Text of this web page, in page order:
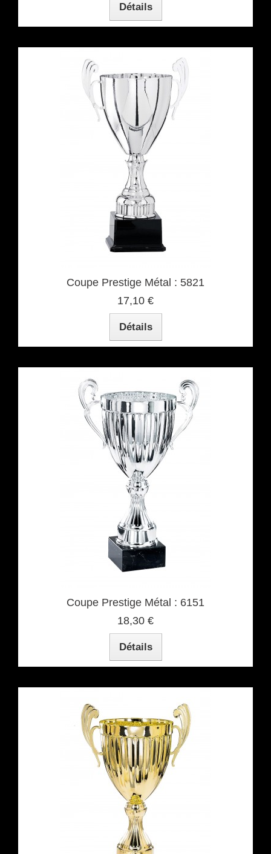
Détails
Coupe Prestige Métal : 5821
17,10 €
Détails
Coupe Prestige Métal : 6151
18,30 €
Détails